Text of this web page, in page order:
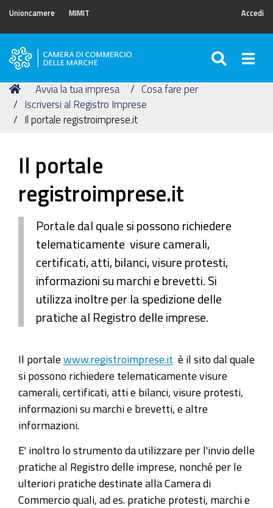
Unioncamere MIMIT Accedi
Camera
Commercio
delle
Marche
Tu
sei
qui:
Home
Avvia la tua impresa
Cosa fare per
Iscriversi al Registro Imprese
Il portale registroimprese.it
Il portale
registroimprese.it
Portale dal quale si possono richiedere
telematicamente visure camerali,
certificati, atti, bilanci, visure protesti,
informazioni su marchi e brevetti. Si
utilizza inoltre per la spedizione delle
pratiche al Registro delle imprese.
Il portale www.registroimprese.it è il sito dal quale
si possono richiedere telematicamente visure
camerali, certificati, atti e bilanci, visure protesti,
informazioni su marchi e brevetti, e altre
informazioni.
E' inoltro lo strumento da utilizzare per l'invio delle
pratiche al Registro delle imprese, nonché per le
ulteriori pratiche destinate alla Camera di
Commercio quali, ad es. pratiche protesti, marchi e